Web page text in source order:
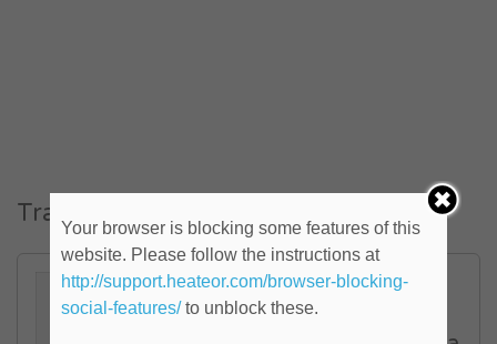
Trabajos similares
Ingenieros Mecanicos
Electromecanicos o
Your browser is blocking some features of this
website. Please follow the instructions at
http://support.heateor.com/browser-blocking-
social-features/to unblock these.